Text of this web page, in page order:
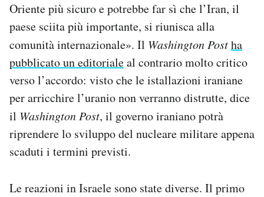
Oriente più sicuro e potrebbe far sì che l’Iran, il
paese sciita più importante, si riunisca alla
comunità internazionale». Il Washington Postha
pubblicato un editorialeal contrario molto critico
verso l’accordo: visto che le istallazioni iraniane
per arricchire l’uranio non verranno distrutte, dice
il Washington Post, il governo iraniano potrà
riprendere lo sviluppo del nucleare militare appena
scaduti i termini previsti.
Le reazioni in Israele sono state diverse. Il primo